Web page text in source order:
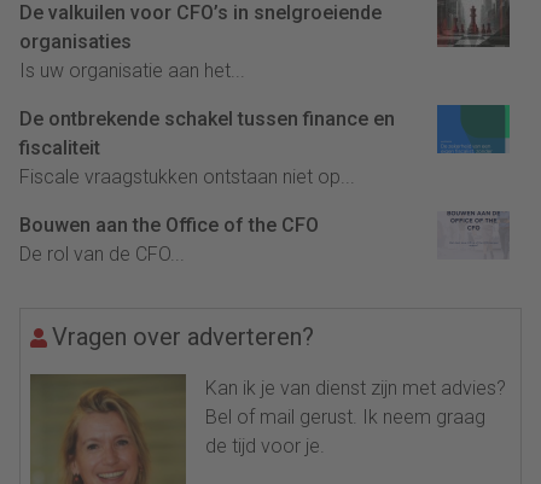
De valkuilen voor CFO’s in snelgroeiende
organisaties
Is uw organisatie aan het...
De ontbrekende schakel tussen finance en
fiscaliteit
Fiscale vraagstukken ontstaan niet op...
Bouwen aan the Office of the CFO
De rol van de CFO...
Vragen over adverteren?
Kan ik je van dienst zijn met advies?
Bel of mail gerust. Ik neem graag
de tijd voor je.